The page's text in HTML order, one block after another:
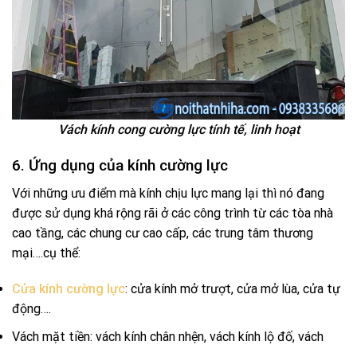
Vách kính cong cường lực tính tế, linh hoạt
6. Ứng dụng của kính cường lực
Với những ưu điểm mà kính chịu lực mang lại thì nó đang
được sử dụng khá rộng rãi ở các công trình từ các tòa nhà
cao tầng, các chung cư cao cấp, các trung tâm thương
mại….cụ thể:
Cửa kính cường lực: cửa kính mở trượt, cửa mở lùa, cửa tự
động….
Vách mặt tiền: vách kính chân nhện, vách kính lộ đố, vách